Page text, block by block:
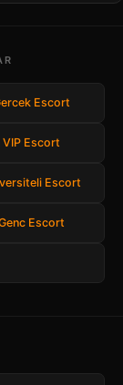
Escort
VIP Escort
Escort
Escort